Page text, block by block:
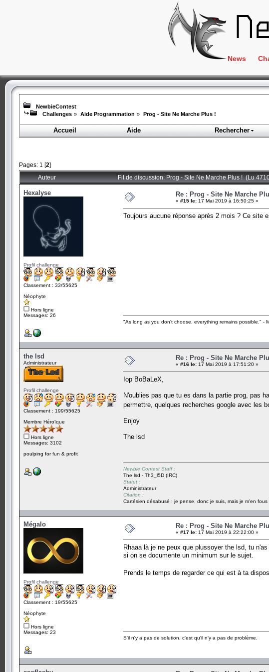
News
NewbieContest
Challenges » Aide Programmation » Prog - Site Ne Marche Plus !
Accueil
Aide Rechercher
Pages: 1 [2]
Auteur Fil de discussion: Prog - Site Ne Marche Plus ! (Lu
Hexalyse
Profil challenge
Classement : 33/55625
Néophyte
Hors ligne
Messages: 26
Re : Prog - Site Ne Marche
« #15 le: 17 Mai 2019 à 16:50:25 »
Toujours aucune réponse après 2 mois ? Ce site
"As long as you don't choose, everything remains possible." -
the lsd
Administrateur
Profil challenge
Classement : 199/55625
Membre Héroïque
Hors ligne
Messages: 3102
poulping for fun & profit
Re : Prog - Site Ne Marche
« #16 le: 17 Mai 2019 à 17:51:20 »
Iop BoBaLeX,
N'oublies pas que tu es dans la partie prog, pas
permettre, quelques recherches google avec les
Enjoy
The lsd
Newbie Contest Staff :
The lsd - Th3_l5D (IRC)
Statut :
Administrateur
Citation :
Cartésien désabusé : je pense, donc je suis, mais je m'en fous
Mégalo
Profil challenge
Classement : 19/55625
Néophyte
Hors ligne
Messages: 23
Re : Prog - Site Ne Marche
« #17 le: 17 Mai 2019 à 22:22:00 »
Rhaaa là je ne peux que plussoyer the lsd, tu
si on se documente un minimum sur le sujet.
Prends le temps de regarder ce qui est à ta
S'il n'y a pas de solution, c'est qu'il n'y a pas de problème.